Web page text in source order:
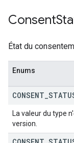
Consent
État du
Enums
CONSENT
La valeur du type
version.